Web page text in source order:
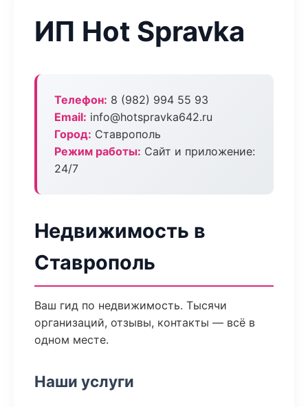
ИП Hot Spravka
Телефон: 8 (982) 994 55 93
Email: info@hotspravka642.ru
Город: Ставрополь
Режим работы: Сайт и приложение:
24/7
Недвижимость в
Ставрополь
Ваш гид по недвижимость. Тысячи
организаций, отзывы, контакты — всё в
одном месте.
Наши услуги